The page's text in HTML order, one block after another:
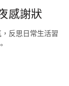
感謝狀
反思日常生活習